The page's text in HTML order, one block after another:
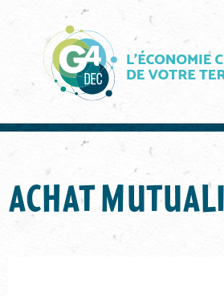
ACCUEIL»BONNES
ACHAT